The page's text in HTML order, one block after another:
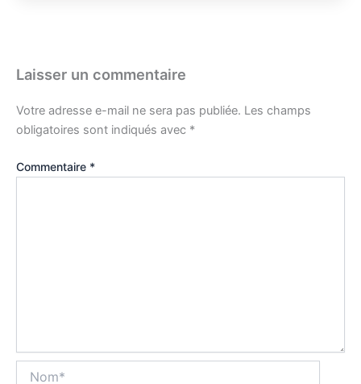
Laisser un commentaire
Votre adresse e-mail ne sera pas publiée. Les champs
obligatoires sont indiqués avec *
Commentaire *